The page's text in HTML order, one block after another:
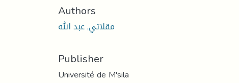
Authors
مقلاتي, عبد الله
Publisher
Université de M'sila